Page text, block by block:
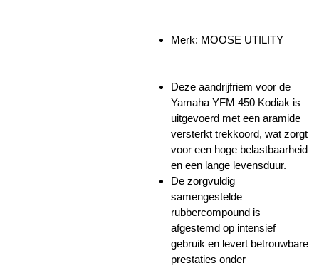
Merk: MOOSE UTILITY
Deze aandrijfriem voor de
Yamaha YFM 450 Kodiak is
uitgevoerd met een aramide
versterkt trekkoord, wat zorgt
voor een hoge belastbaarheid
en een lange levensduur.
De zorgvuldig
samengestelde
rubbercompound is
afgestemd op intensief
gebruik en levert betrouwbare
prestaties onder